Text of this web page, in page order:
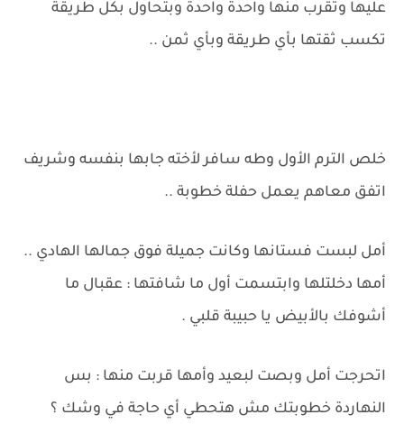
عليها وتقرب منها واحدة واحدة وبتحاول بكل طريقة
تكسب ثقتها بأي طريقة وبأي ثمن ..
خلص الترم الأول وطه سافر لأخته جابها بنفسه وشريف
اتفق معاهم يعمل حفلة خطوبة ..
أمل لبست فستانها وكانت جميلة فوق جمالها الهادي ..
أمها دخلتلها وابتسمت أول ما شافتها : عقبال ما
أشوفك بالأبيض يا حبيبة قلبي .
اتحرجت أمل وبصت لبعيد وأمها قربت منها : بس
النهاردة خطوبتك مش هتحطي أي حاجة في وشك ؟